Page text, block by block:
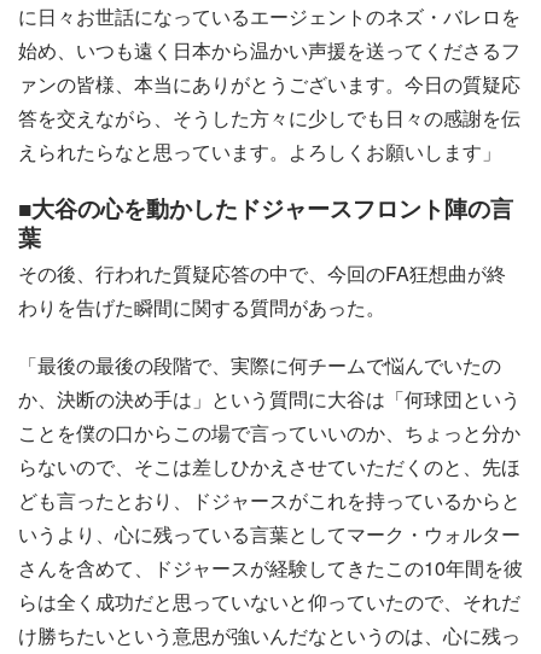
に日々お世話になっているエージェントのネズ・バレロを
始め、いつも遠く日本から温かい声援を送ってくださるフ
ァンの皆様、本当にありがとうございます。今日の質疑応
答を交えながら、そうした方々に少しでも日々の感謝を伝
えられたらなと思っています。よろしくお願いします」
■大谷の心を動かしたドジャースフロント陣の言
葉
その後、行われた質疑応答の中で、今回のFA狂想曲が終
わりを告げた瞬間に関する質問があった。
「最後の最後の段階で、実際に何チームで悩んでいたの
か、決断の決め手は」という質問に大谷は「何球団という
ことを僕の口からこの場で言っていいのか、ちょっと分か
らないので、そこは差しひかえさせていただくのと、先ほ
ども言ったとおり、ドジャースがこれを持っているからと
いうより、心に残っている言葉としてマーク・ウォルター
さんを含めて、ドジャースが経験してきたこの10年間を彼
らは全く成功だと思っていないと仰っていたので、それだ
け勝ちたいという意思が強いんだなというのは、心に残っ